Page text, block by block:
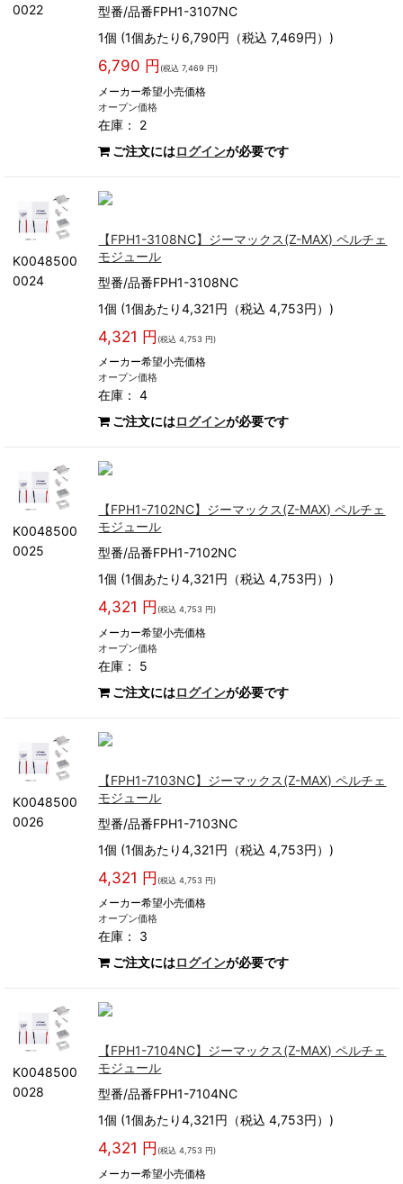
0022
型番/品番FPH1-3107NC
1個 (1個あたり6,790円（税込 7,469円）)
6,790 円 (税込 7,469 円)
メーカー希望小売価格
オープン価格
在庫： 2
ご注文にはログインが必要です
K0048500
0024
【FPH1-3108NC】ジーマックス(Z-MAX) ペルチェ
モジュール
型番/品番FPH1-3108NC
1個 (1個あたり4,321円（税込 4,753円）)
4,321 円 (税込 4,753 円)
メーカー希望小売価格
オープン価格
在庫： 4
ご注文にはログインが必要です
K0048500
0025
【FPH1-7102NC】ジーマックス(Z-MAX) ペルチェ
モジュール
型番/品番FPH1-7102NC
1個 (1個あたり4,321円（税込 4,753円）)
4,321 円 (税込 4,753 円)
メーカー希望小売価格
オープン価格
在庫： 5
ご注文にはログインが必要です
K0048500
0026
【FPH1-7103NC】ジーマックス(Z-MAX) ペルチェ
モジュール
型番/品番FPH1-7103NC
1個 (1個あたり4,321円（税込 4,753円）)
4,321 円 (税込 4,753 円)
メーカー希望小売価格
オープン価格
在庫： 3
ご注文にはログインが必要です
K0048500
0028
【FPH1-7104NC】ジーマックス(Z-MAX) ペルチェ
モジュール
型番/品番FPH1-7104NC
1個 (1個あたり4,321円（税込 4,753円）)
4,321 円 (税込 4,753 円)
メーカー希望小売価格